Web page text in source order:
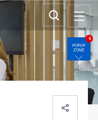
POPUP
ZONE
6